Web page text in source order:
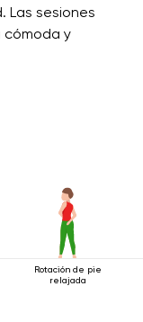
Las sesiones
cómoda y
Rotación de pie
relajada